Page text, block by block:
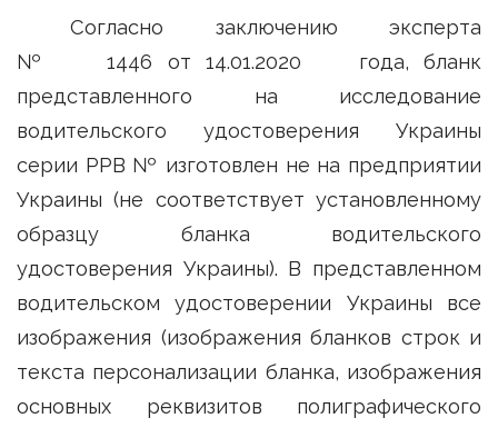
Согласно заключению эксперта
№ 1446 от 14.01.2020 года, бланк
представленного на исследование
водительского удостоверения Украины
серии РРВ № изготовлен не на предприятии
Украины (не соответствует установленному
образцу бланка водительского
удостоверения Украины). В представленном
водительском удостоверении Украины все
изображения (изображения бланков строк и
текста персонализации бланка, изображения
основных реквизитов полиграфического